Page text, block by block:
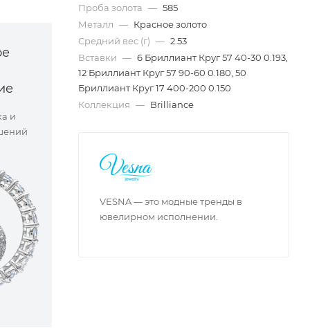
и
Проба золота — 585
Металл — Красное золото
Средний вес (г) — 2.53
Вставки — 6 Бриллиант Круг 57 40-30 0.193,
12 Бриллиант Круг 57 90-60 0.180, 50
Бриллиант Круг 17 400-200 0.150
Коллекция — Brilliance
VESNA — это модные тренды в
ювелирном исполнении.